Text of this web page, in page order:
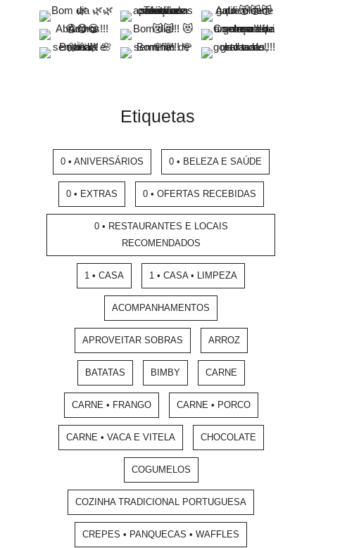
Etiquetas
0 • ANIVERSÁRIOS 0 • BELEZA E SAÚDE
0 • EXTRAS 0 • OFERTAS RECEBIDAS
0 • RESTAURANTES E LOCAIS
RECOMENDADOS
1 • CASA 1 • CASA • LIMPEZA
ACOMPANHAMENTOS
APROVEITAR SOBRAS ARROZ
BATATAS BIMBY CARNE
CARNE • FRANGO CARNE • PORCO
CARNE • VACA E VITELA CHOCOLATE
COGUMELOS
COZINHA TRADICIONAL PORTUGUESA
CREPES • PANQUECAS • WAFFLES